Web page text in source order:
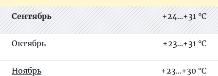
Сентябрь +24...+31 °C
Октябрь +23...+31 °C
Ноябрь +23...+30 °C